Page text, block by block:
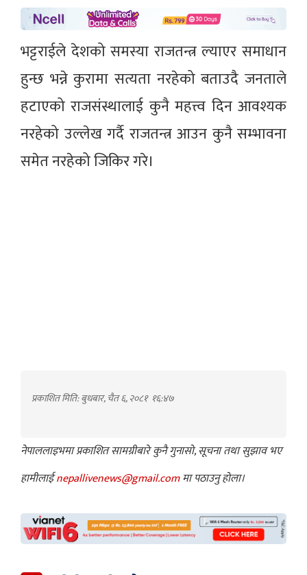
भट्टराईले देशको समस्या राजतन्त्र ल्याएर समाधान
हुन्छ भन्ने कुरामा सत्यता नरहेको बताउदै जनताले
हटाएको राजसंस्थालाई कुनै महत्त्व दिन आवश्यक
नरहेको उल्लेख गर्दै राजतन्त्र आउन कुनै सम्भावना
समेत नरहेको जिकिर गरे।
प्रकाशित मिति: बुधबार, चैत ६, २०८१ १६:४७
नेपाललाइभमा प्रकाशित सामग्रीबारे कुनै गुनासो, सूचना तथा सुझाव भए
हामीलाईnepallivenews@gmail.comमा पठाउनु होला।